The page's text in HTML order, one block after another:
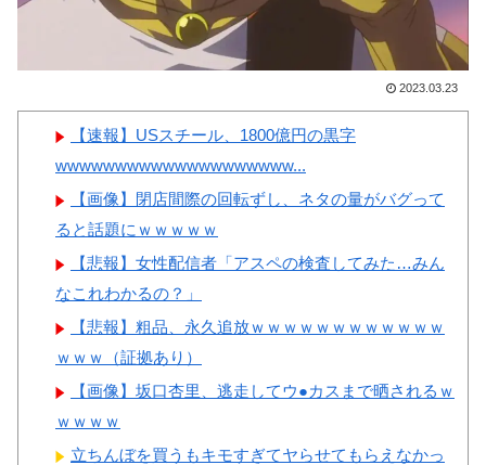
海外「日本よ、お前がナンバ
本の対応のスピードに世界が衝
【画像】顔100点、体30点の
女ｗｗｗ
Powered by livedoor 相互RSS
レーで退場となる」
韓国人「日本人が絶対に違法
駐車をしない本当の理由がこち
ら…」→「これが正解」「その
通りだ…（ﾌﾞﾙﾌﾞﾙ」＝韓国の
反応
韓国人「30年前から変わらな
が衝撃！何故変わらないデザイ
のか？」
メンについて勘違いしているこ
っ？？？？？？？？？？」＝韓
2023.03.23
【速報】USスチール、1800億円の黒字
wwwwwwwwwwwwwwwwwwww...
【画像】閉店間際の回転ずし、ネタの量がバグって
ると話題にｗｗｗｗｗ
【悲報】女性配信者「アスペの検査してみた…みん
なこれわかるの？」
【悲報】粗品、永久追放ｗｗｗｗｗｗｗｗｗｗｗｗ
ｗｗｗ（証拠あり）
【画像】坂口杏里、逃走してウ●カスまで晒されるｗ
ｗｗｗｗ
立ちんぼを買うもキモすぎてヤらせてもらえなかっ